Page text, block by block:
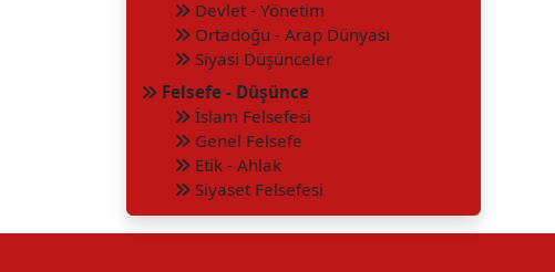
Devlet - Yönetim
Ortadoğu - Arap Dünyası
Siyasi Düşünceler
Felsefe - Düşünce
İslam Felsefesi
Genel Felsefe
Etik - Ahlak
Siyaset Felsefesi